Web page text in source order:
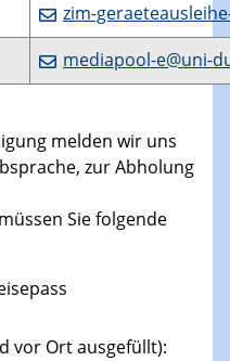
zim-
mediapool-e@uni-
melden wir uns
zur Abholung
Sie folgende
vor Ort ausgefüllt):